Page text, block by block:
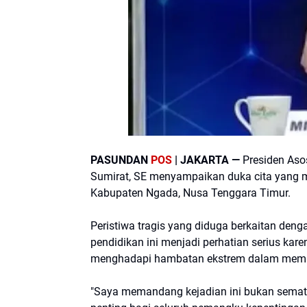
PASUNDAN POS | JAKARTA — Presiden
Sumirat, SE menyampaikan duka cita yang
Kabupaten Ngada, Nusa Tenggara Timur.
Peristiwa tragis yang diduga berkaitan
pendidikan ini menjadi perhatian serius
menghadapi hambatan ekstrem dalam
"Saya memandang kejadian ini bukan